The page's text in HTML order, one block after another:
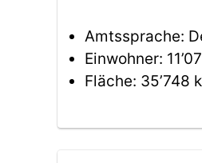
Amtssprache:
Einwohner:
Fläche: 35’748